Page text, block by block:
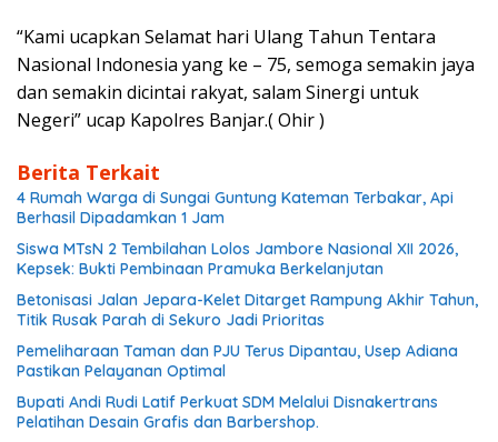
“Kami ucapkan Selamat hari Ulang Tahun Tentara
Nasional Indonesia yang ke – 75, semoga semakin jaya
dan semakin dicintai rakyat, salam Sinergi untuk
Negeri” ucap Kapolres Banjar.( Ohir )
Berita Terkait
4 Rumah Warga di Sungai Guntung Kateman Terbakar, Api
Berhasil Dipadamkan 1 Jam
Siswa MTsN 2 Tembilahan Lolos Jambore Nasional XII 2026,
Kepsek: Bukti Pembinaan Pramuka Berkelanjutan
Betonisasi Jalan Jepara-Kelet Ditarget Rampung Akhir Tahun,
Titik Rusak Parah di Sekuro Jadi Prioritas
Pemeliharaan Taman dan PJU Terus Dipantau, Usep Adiana
Pastikan Pelayanan Optimal
Bupati Andi Rudi Latif Perkuat SDM Melalui Disnakertrans
Pelatihan Desain Grafis dan Barbershop.